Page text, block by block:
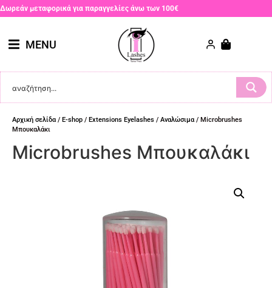
Δωρεάν μεταφορικά για παραγγελίες άνω των 100€
MENU
Αρχική σελίδα / E-shop / Extensions Eyelashes / Αναλώσιμα / Microbrushes
Μπουκαλάκι
Microbrushes Μπουκαλάκι